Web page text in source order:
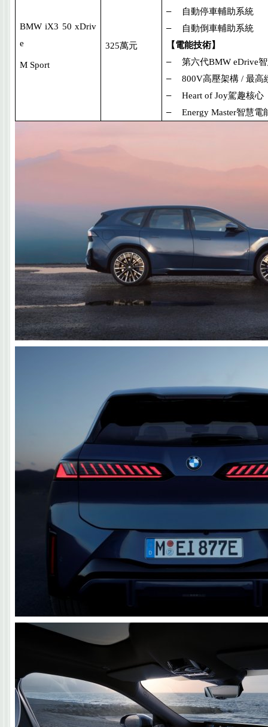
–
自動停車輔助系統
–
自動倒車輔助系統
【電能技術】
–
第六代BMW eDrive
–
800V高壓架構 /最高
–
Heart of Joy駕趣核心
–
Energy Master智慧電
BMW iX3 50 xDriv
e
M Sport
325萬元